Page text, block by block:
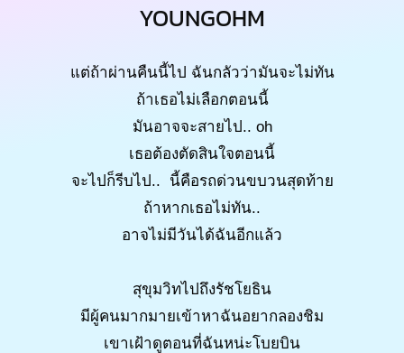
YOUNGOHM
แต่ถ้าผ่านคืนนี้ไป ฉันกลัวว่ามันจะไม่ทัน
ถ้าเธอไม่เลือกตอนนี้
มันอาจจะสายไป.. oh
เธอต้องตัดสินใจตอนนี้
จะไปก็รีบไป.. นี้คือรถด่วนขบวนสุดท้าย
ถ้าหากเธอไม่ทัน..
อาจไม่มีวันได้ฉันอีกแล้ว
สุขุมวิทไปถึงรัชโยธิน
มีผู้คนมากมายเข้าหาฉันอยากลองชิม
เขาเฝ้าดูตอนที่ฉันหน่ะโบยบิน